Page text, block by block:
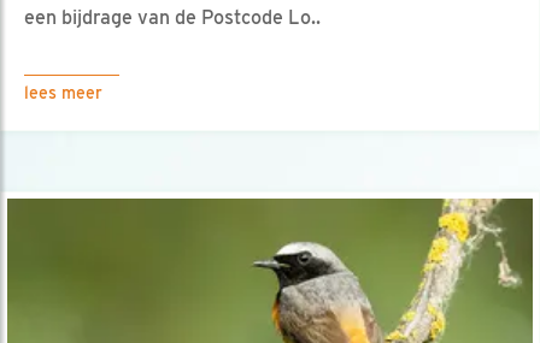
een bijdrage van de Postcode Lo..
lees meer